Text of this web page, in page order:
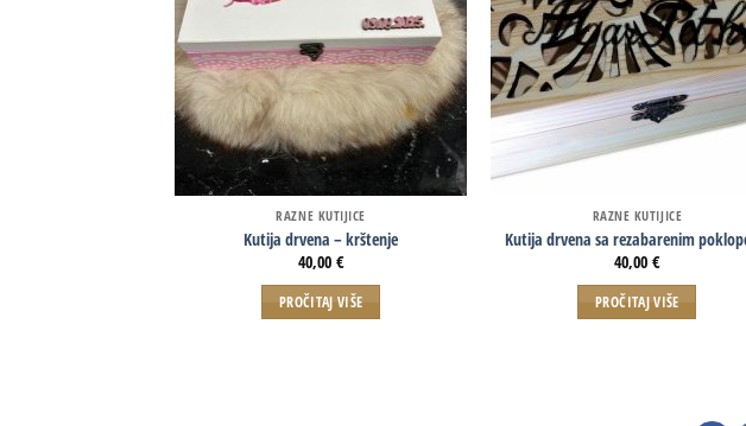
RAZNE KUTIJICE
Kutija drvena – krštenje
40,00€
PROČITAJ VIŠE
RAZNE KUTIJICE
Kutija drvena sa rezabarenim
40,00€
PROČITAJ VIŠE